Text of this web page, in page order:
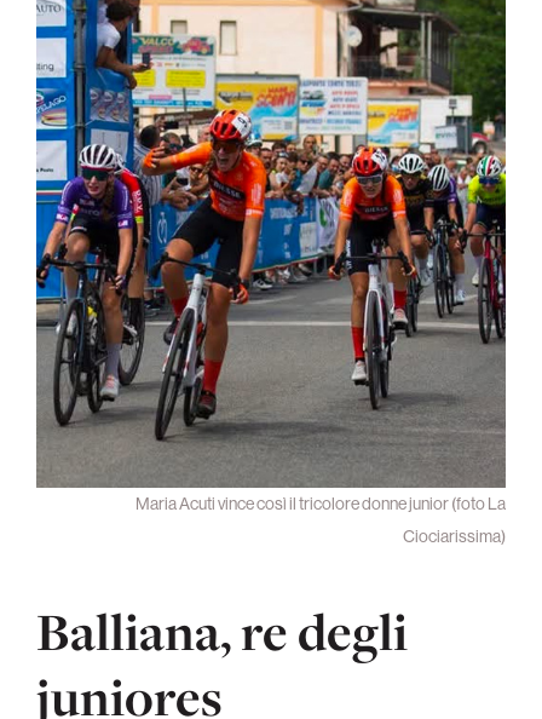
Maria Acuti vince così il tricolore donne junior (foto La
Ciociarissima)
Balliana, re degli
juniores